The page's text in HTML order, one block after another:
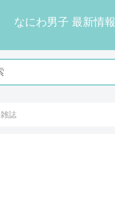
なにわ男子 最新情報
雑誌